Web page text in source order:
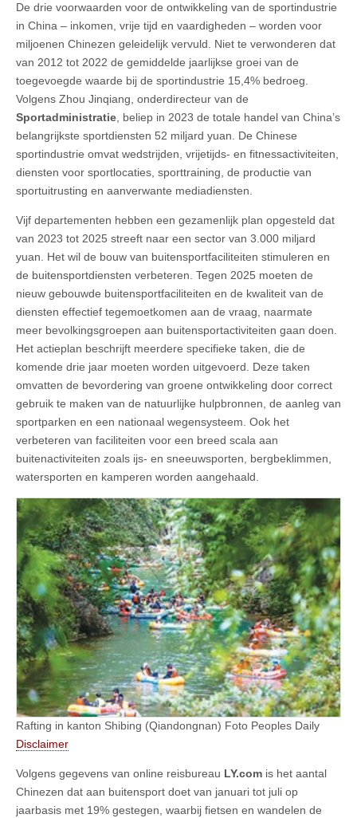
De drie voorwaarden voor de ontwikkeling van de sportindustrie
in China – inkomen, vrije tijd en vaardigheden – worden voor
miljoenen Chinezen geleidelijk vervuld. Niet te verwonderen dat
van 2012 tot 2022 de gemiddelde jaarlijkse groei van de
toegevoegde waarde bij de sportindustrie 15,4% bedroeg.
Volgens Zhou Jinqiang, onderdirecteur van de
Sportadministratie, beliep in 2023 de totale handel van China’s
belangrijkste sportdiensten 52 miljard yuan. De Chinese
sportindustrie omvat wedstrijden, vrijetijds- en fitnessactiviteiten,
diensten voor sportlocaties, sporttraining, de productie van
sportuitrusting en aanverwante mediadiensten.
Vijf departementen hebben een gezamenlijk plan opgesteld dat
van 2023 tot 2025 streeft naar een sector van 3.000 miljard
yuan. Het wil de bouw van buitensportfaciliteiten stimuleren en
de buitensportdiensten verbeteren. Tegen 2025 moeten de
nieuw gebouwde buitensportfaciliteiten en de kwaliteit van de
diensten effectief tegemoetkomen aan de vraag, naarmate
meer bevolkingsgroepen aan buitensportactiviteiten gaan doen.
Het actieplan beschrijft meerdere specifieke taken, die de
komende drie jaar moeten worden uitgevoerd. Deze taken
omvatten de bevordering van groene ontwikkeling door correct
gebruik te maken van de natuurlijke hulpbronnen, de aanleg van
sportparken en een nationaal wegensysteem. Ook het
verbeteren van faciliteiten voor een breed scala aan
buitenactiviteiten zoals ijs- en sneeuwsporten, bergbeklimmen,
watersporten en kamperen worden aangehaald.
Rafting in kanton Shibing (Qiandongnan) Foto Peoples Daily
Disclaimer
Volgens gegevens van online reisbureau LY.com is het aantal
Chinezen dat aan buitensport doet van januari tot juli op
jaarbasis met 19% gestegen, waarbij fietsen en wandelen de